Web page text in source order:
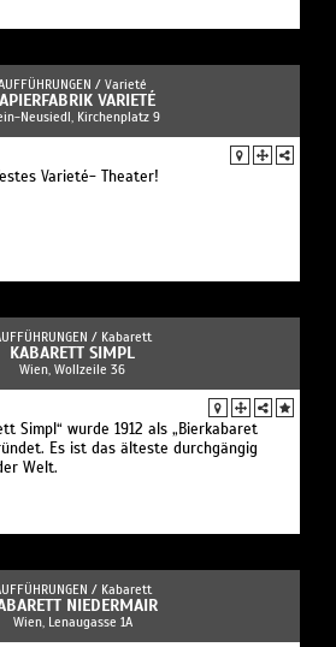
/ Varieté
VARIETÉ
Neusiedl, Kirchenplatz 9
Varieté- Theater!
/ Kabarett
KABARETT SIMPL
Wien, Wollzeile 36
Simpl“ wurde 1912 als „Bierkabaret
Es ist das älteste durchgängig
Welt.
/ Kabarett
NIEDERMAIR
Wien, Lenaugasse 1A